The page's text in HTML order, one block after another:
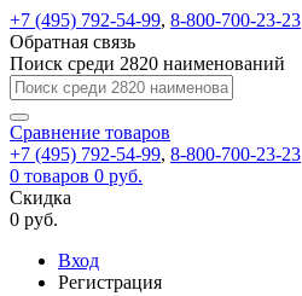
+7 (495) 792-54-99, 8-800-700-23-23
Обратная связь
Поиск среди 2820 наименований
Сравнение товаров
+7 (495) 792-54-99, 8-800-700-23-23
0 товаров 0 руб.
Скидка
0 руб.
Вход
Регистрация